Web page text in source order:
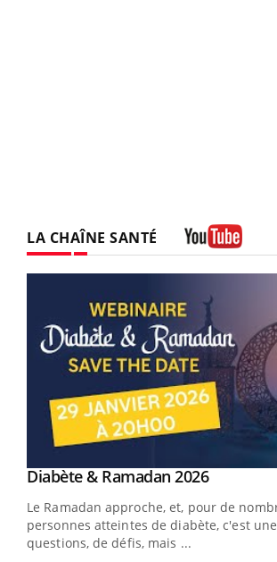
LA CHAÎNE SANTÉ
Youtube
Diabète & Ramadan 2026Youtube
Le Ramadan approche, et, pour de
personnes atteintes de diabète, c'est
questions, de défis, mais ...